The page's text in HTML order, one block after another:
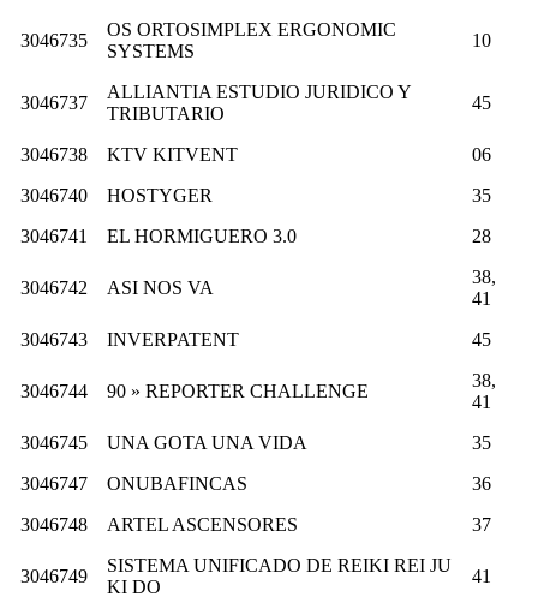
3046735
OS ORTOSIMPLEX ERGONOMIC
SYSTEMS
10
3046737
ALLIANTIA ESTUDIO JURIDICO Y
TRIBUTARIO
45
3046738 KTV KITVENT
06
3046740
HOSTYGER
35
3046741
EL HORMIGUERO 3.0 28
3046742 ASI NOS VA
38,
41
3046743
INVERPATENT 45
3046744 90 » REPORTER CHALLENGE
38,
41
3046745
UNA GOTA UNA VIDA
35
3046747
ONUBAFINCAS
36
3046748
ARTEL ASCENSORES 37
3046749
SISTEMA UNIFICADO DE REIKI REI JU
KI DO
41